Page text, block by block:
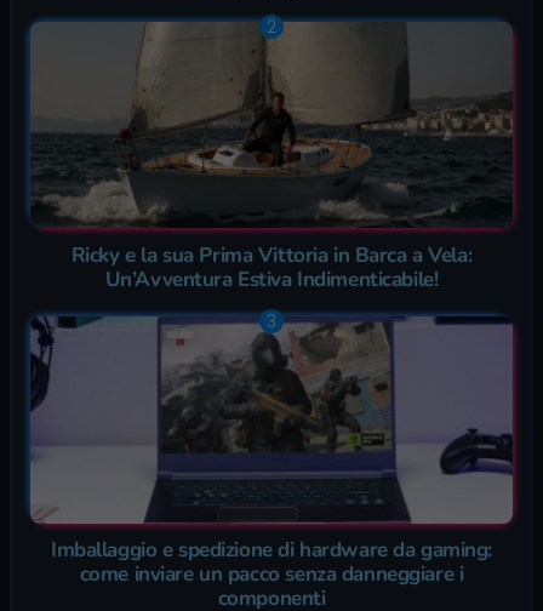
Ricky e la sua Prima Vittoria in Barca a Vela:
Un’Avventura Estiva Indimenticabile!
Imballaggio e spedizione di hardware da gaming:
come inviare un pacco senza danneggiare i
componenti